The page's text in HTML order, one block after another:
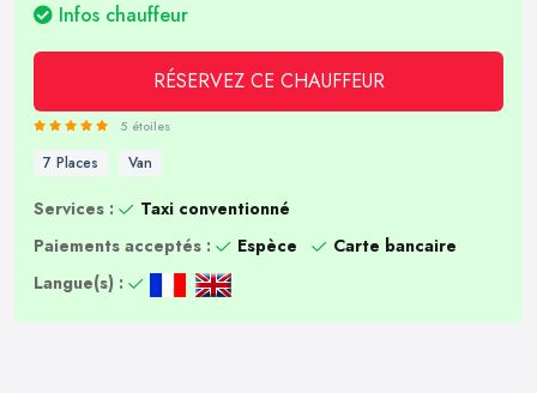
Infos chauffeur
RÉSERVEZ CE CHAUFFEUR
5 étoiles
7 Places Van
Services :
Taxi conventionné
Paiements acceptés :
Espèce
Carte bancaire
Langue(s) :